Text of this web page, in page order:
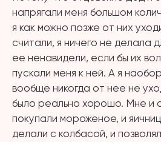
напрягали меня большом
я как можно позже от них
считали, я ничего не делала
ее ненавидели, если бы их
пускали меня к ней. А я
вообще никогда от нее не
было реально хорошо. Мне и
покупали мороженое, и
делали с колбасой, и